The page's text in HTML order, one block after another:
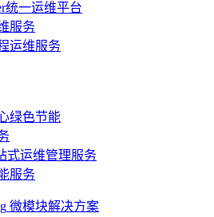
统一运维平台
服务
运维服务
绿色节能
式运维管理服务
服务
微模块解决方案